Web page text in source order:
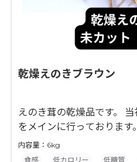
乾燥えのきブラウン
えのき茸の乾燥品です。
をメインに行っております
着手し、この度「大腸菌群
功しました。 菌で出来て
内容量：6kg
食感
低カロリー 低糖質